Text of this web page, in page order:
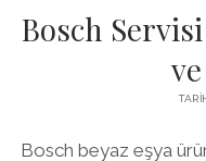
ÜCRETSIZ
Bosch
Bosch beyaz eşya